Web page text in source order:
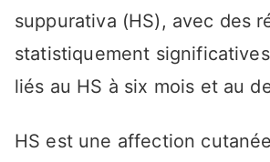
suppurativa (HS), avec des
statistiquement
liés au HS à six mois et au
HS est une affection